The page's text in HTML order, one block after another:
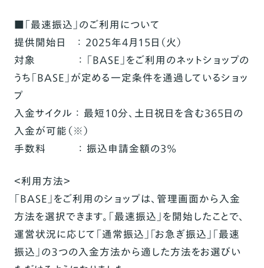
■「最速振込」のご利用について
提供開始日 ： 2025年4月15日（火）
対象 ： 「BASE」をご利用のネットショップの
うち「BASE」が定める一定条件を通過しているショッ
プ
入金サイクル ： 最短10分、土日祝日を含む365日の
入金が可能 （※）
手数料 ： 振込申請金額の3%
＜利用方法＞
「BASE」をご利用のショップは、管理画面から入金
方法を選択できます。「最速振込」を開始したことで、
運営状況に応じて「通常振込」「お急ぎ振込」「最速
振込」の３つの入金方法から適した方法をお選びい